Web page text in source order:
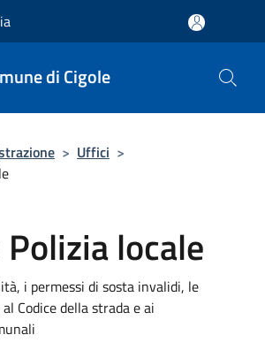
di Cigole
> Uffici >
locale
i permessi di sosta invalidi, le
Codice della strada e ai